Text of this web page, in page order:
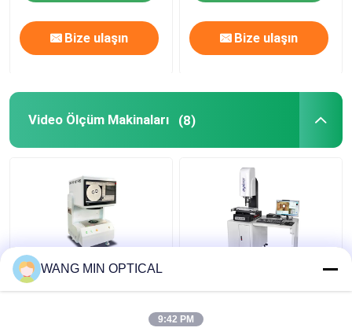
Bize ulaşın Bize ulaşın
Video Ölçüm Makinaları (8)
220V Hassasiyet ±4um
Endüstriyel Tespit İçin
doğruluk ve el kontrol
hızı ile dijital video
ölçüm makinesi
WANG MIN OPTICAL
9:42 PM